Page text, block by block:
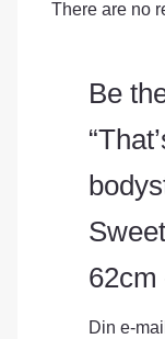
There are no
Be
62cm
Din e-